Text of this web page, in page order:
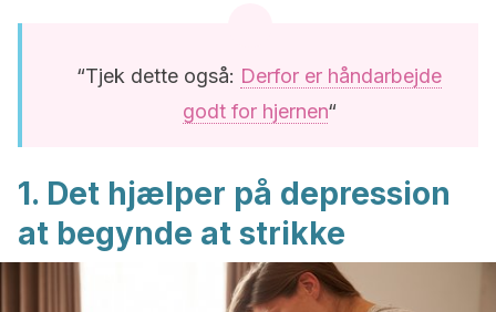
“Tjek dette også: Derfor er håndarbejde
godt for hjernen“
1. Det hjælper på depression
at begynde at strikke